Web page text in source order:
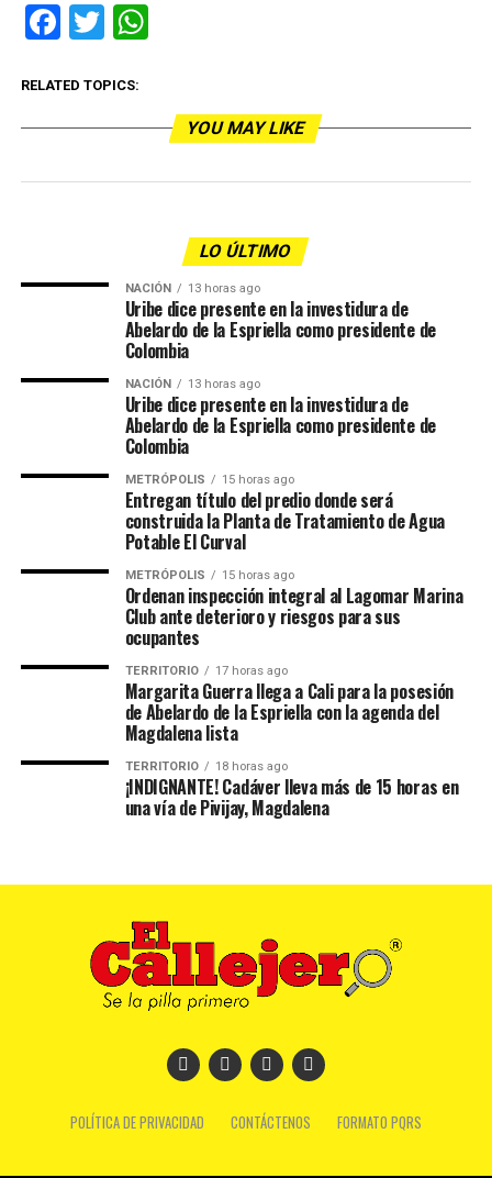
Facebook
TwitterWhatsApp
RELATED TOPICS:
YOU MAY LIKE
LO ÚLTIMO
NACIÓN 13 horas ago
Uribe dice presente en la investidura de
Abelardo de la Espriella como presidente de
Colombia
NACIÓN 13 horas ago
Uribe dice presente en la investidura de
Abelardo de la Espriella como presidente de
Colombia
METRÓPOLIS 15 horas ago
Entregan título del predio donde será
construida la Planta de Tratamiento de Agua
Potable El Curval
METRÓPOLIS 15 horas ago
Ordenan inspección integral al Lagomar Marina
Club ante deterioro y riesgos para sus
ocupantes
TERRITORIO 17 horas ago
Margarita Guerra llega a Cali para la posesión
de Abelardo de la Espriella con la agenda del
Magdalena lista
TERRITORIO 18 horas ago
¡INDIGNANTE! Cadáver lleva más de 15 horas en
una vía de Pivijay, Magdalena
POLÍTICA DE PRIVACIDAD CONTÁCTENOS FORMATO PQRS